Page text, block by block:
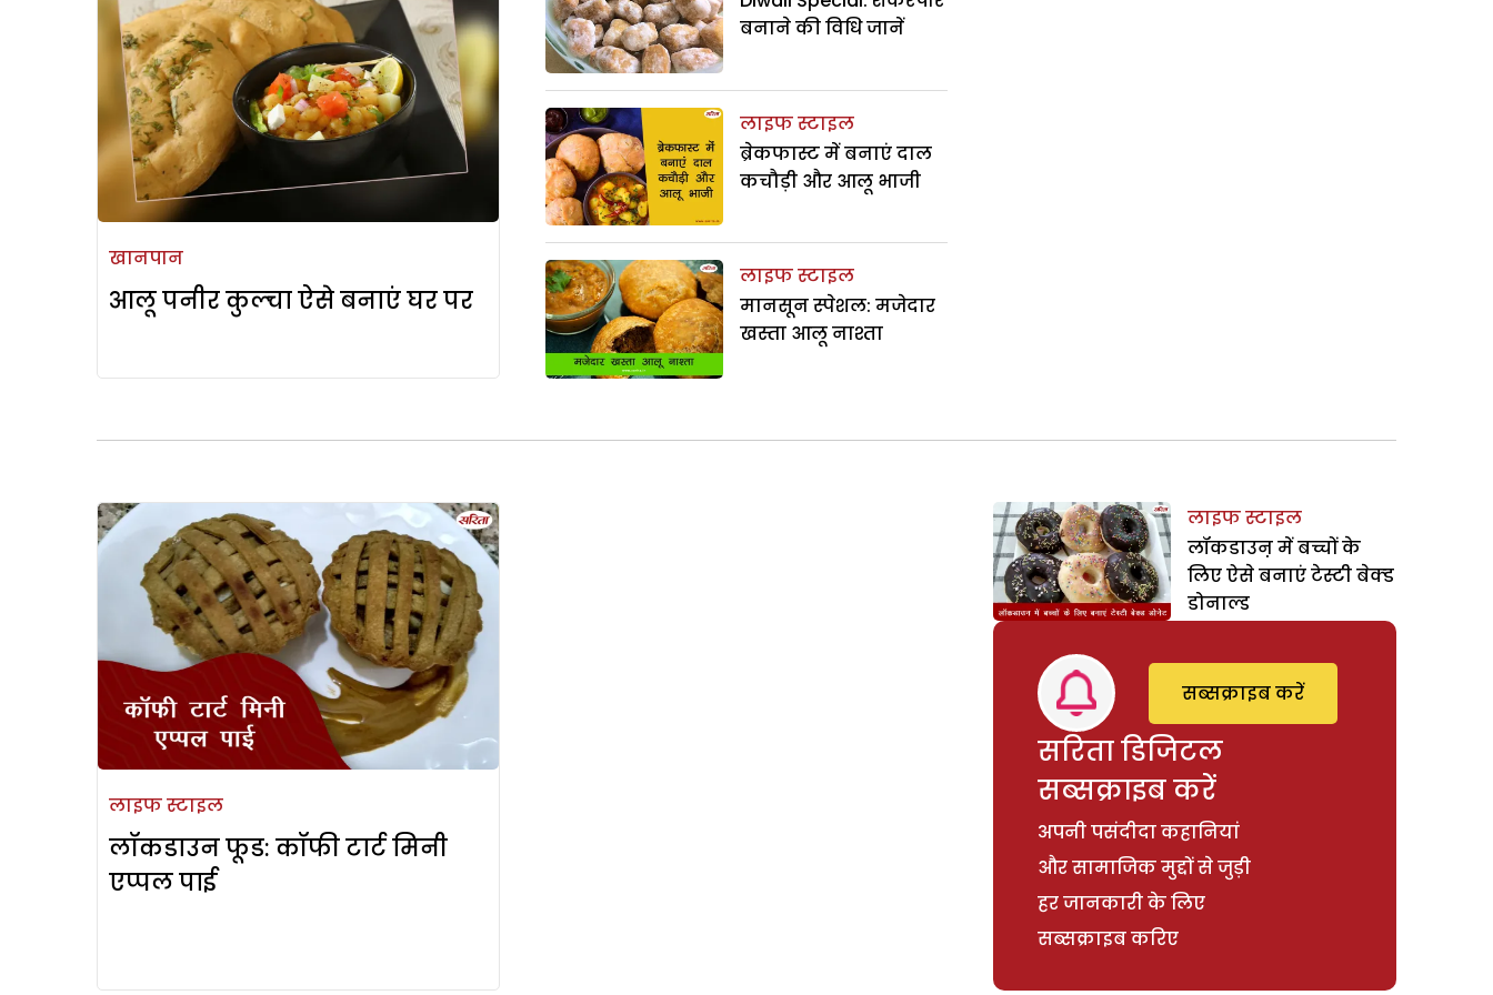
खानपान
आलू पनीर कुल्चा ऐसे बनाएं घर पर
बनाने की विधि जानें
लाइफ स्टाइल
ब्रेकफास्ट में बनाएं दाल
कचौड़ी और आलू भाजी
लाइफ स्टाइल
मानसून स्पेशल: मजेदार
खस्ता आलू नाश्ता
लाइफ स्टाइल
लॉकडाउन फूड: कॉफी टार्ट मिनी
एप्पल पाई
लाइफ स्टाइल
लॉकडाउऩ में बच्चों के
लिए ऐसे बनाएं टेस्टी बेक्ड
डोनाल्ड
सरिता डिजिटल
सब्सक्राइब करें
अपनी पसंदीदा कहानियां
और सामाजिक मुद्दों से जुड़ी
हर जानकारी के लिए
सब्सक्राइब करिए
सब्सक्राइब करें